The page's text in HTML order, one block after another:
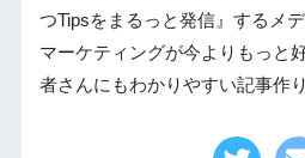
つTipsをまるっと発信』するメ
マーケティングが今よりもっと
者さんにもわかりやすい記事作